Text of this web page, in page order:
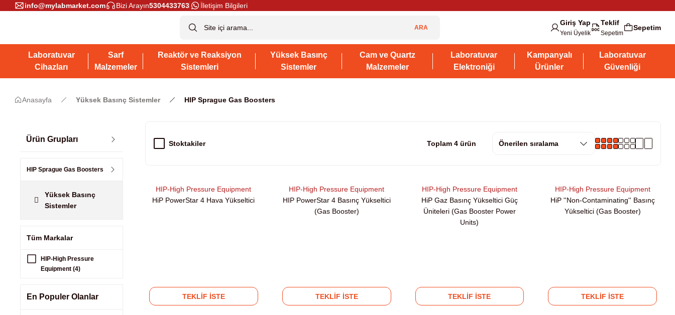
info@mylabmarket.com Bizi Arayın5304433763 İletişim Bilgileri
ARA
Giriş Yap
Yeni Üyelik
Teklif
Sepetim
Sepetim
Laboratuvar
Cihazları
Sarf
Malzemeler
Reaktör ve Reaksiyon
Sistemleri
Yüksek Basınç
Sistemler
Cam ve Quartz
Malzemeler
Laboratuvar
Elektroniği
Kampanyalı
Ürünler
Laboratuvar
Güvenliği
Anasayfa Yüksek Basınç Sistemler HIP Sprague Gas Boosters
Ürün Grupları
HIP Sprague Gas Boosters
Yüksek Basınç
Sistemler
Tüm Markalar
HIP-High Pressure
Equipment (4)
En Populer Olanlar
Stoktakiler Toplam 4 ürün
HIP-High Pressure Equipment
HiP PowerStar 4 Hava Yükseltici
TEKLİF İSTE
HIP-High Pressure Equipment
HIP PowerStar 4 Basınç Yükseltici
(Gas Booster)
TEKLİF İSTE
HIP-High Pressure Equipment
HiP Gaz Basınç Yükseltici Güç
Üniteleri (Gas Booster Power
Units)
TEKLİF İSTE
HIP-High Pressure Equipment
HiP ''Non-Contaminating'' Basınç
Yükseltici (Gas Booster)
TEKLİF İSTE